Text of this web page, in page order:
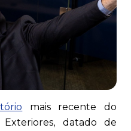
mais recente do
Exteriores, datado de